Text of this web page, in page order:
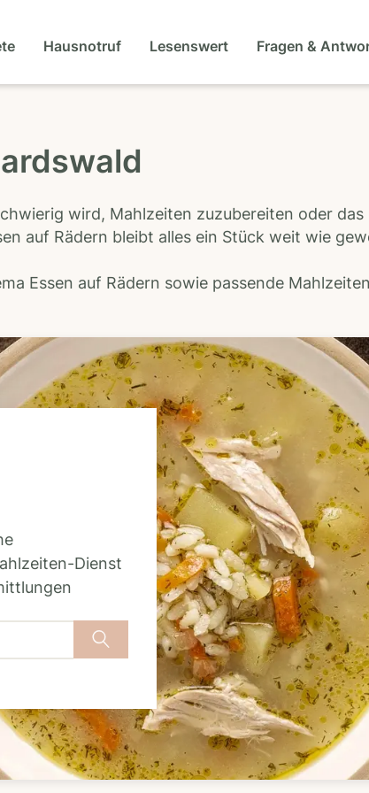
Hausnotruf Lesenswert Fragen &
wird, Mahlzeiten zuzubereiten oder
auf Rädern bleibt alles ein Stück weit wie
Essen auf Rädern sowie passende
Dienst